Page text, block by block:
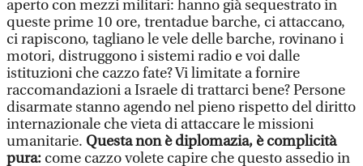
aperto con mezzi militari: hanno già sequestrato in
queste prime 10 ore, trentadue barche, ci attaccano,
ci rapiscono, tagliano le vele delle barche, rovinano i
motori, distruggono i sistemi radio e voi dalle
istituzioni che cazzo fate? Vi limitate a fornire
raccomandazioni a Israele di trattarci bene? Persone
disarmate stanno agendo nel pieno rispetto del diritto
internazionale che vieta di attaccare le missioni
umanitarie. Questa non è diplomazia, è complicità
pura: come cazzo volete capire che questo assedio in